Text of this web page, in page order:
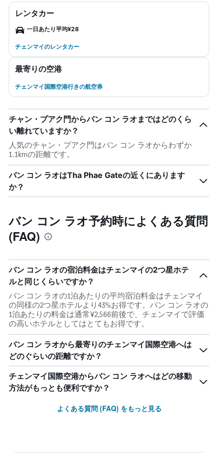
レンタカー
一日あたり平均¥28
チェンマイのレンタカー
最寄りの空港
チェンマイ国際空港行きの航空券
チャン・プアク門からバン コン ラオまではどのくら
い離れていますか？
人気のチャン・プアク門はバン コン ラオからわずか
1.1kmの距離です。
バン コン ラオはTha Phae Gateの近くにあります
か？
バン コン ラオ予約時によくある質問
(FAQ)
バン コン ラオの宿泊料金はチェンマイの2つ星ホテ
ルと同じくらいですか？
バン コン ラオの1泊あたりの平均宿泊料金はチェンマイ
の同様の2つ星ホテルより43%お得です。バン コン ラオの
1泊あたりの料金は通常¥2,566前後で、チェンマイで評価
の高いホテルとしてはとてもお得です。
バン コン ラオから最寄りのチェンマイ国際空港へは
どのぐらいの距離ですか？
チェンマイ国際空港からバン コン ラオへはどの移動
方法がもっとも便利ですか？
よくある質問 (FAQ) をもっと見る